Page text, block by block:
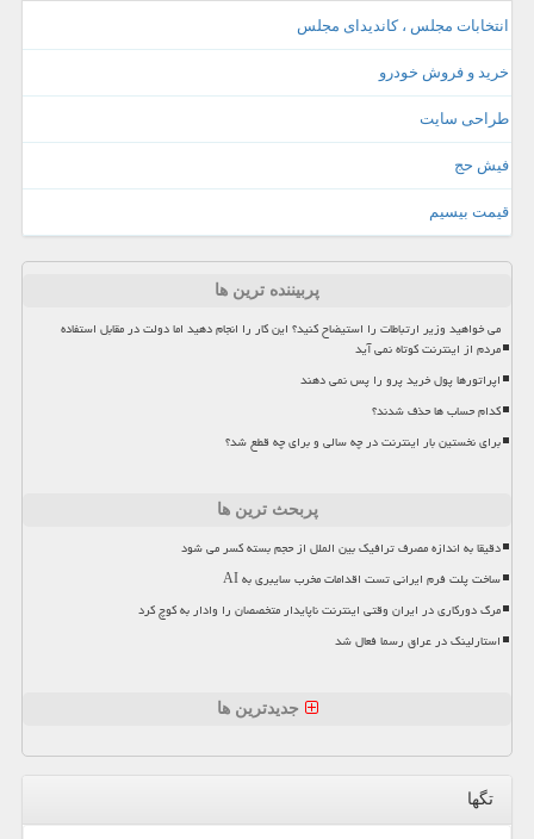
انتخابات مجلس ، کاندیدای مجلس
خرید و فروش خودرو
طراحی سایت
فیش حج
قیمت بیسیم
پربیننده ترین ها
می خواهید وزیر ارتباطات را استیضاح کنید؟ این کار را انجام دهید اما دولت در مقابل استفاده
مردم از اینترنت کوتاه نمی آید
اپراتورها پول خرید پرو را پس نمی دهند
کدام حساب ها حذف شدند؟
برای نخستین بار اینترنت در چه سالی و برای چه قطع شد؟
پربحث ترین ها
دقیقا به اندازه مصرف ترافیک بین الملل از حجم بسته کسر می شود
ساخت پلت فرم ایرانی تست اقدامات مخرب سایبری به AI
مرگ دورکاری در ایران وقتی اینترنت ناپایدار متخصصان را وادار به کوچ کرد
استارلینک در عراق رسما فعال شد
جدیدترین ها
تگها